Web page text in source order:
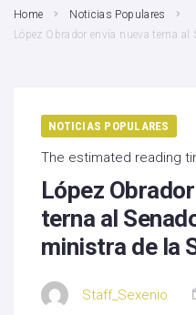
Home
Noticias Populares
López Obrador envía nueva terna
NOTICIAS POPULARES
The estimated reading
López
terna al
ministra de la
Staff_Sexenio